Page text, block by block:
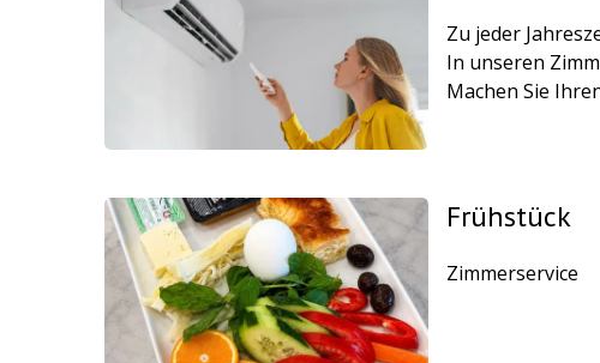
Zu jeder
In unseren
Machen Sie
Frühstück
Zimmerservice